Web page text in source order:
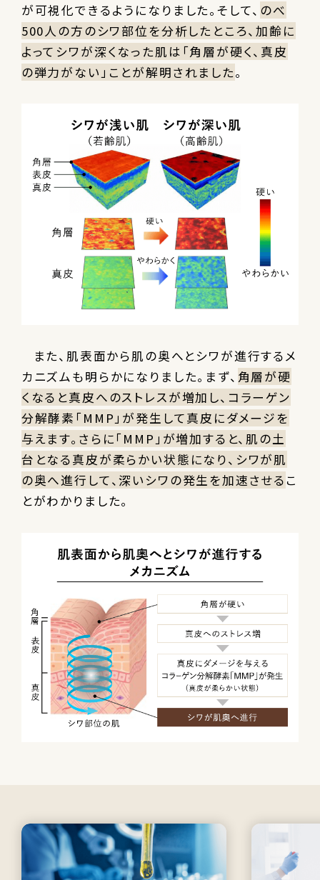
が可視化できるようになりました。そして、 のべ
500人の方のシワ部位を分析したところ、加齢に
よってシワが深くなった肌は「角層が硬く、真皮
の弾力がない」ことが解明されました。
また、肌表面から肌の奥へとシワが進行するメ
カニズムも明らかになりました。まず、 角層が硬
くなると真皮へのストレスが増加し、コラーゲン
分解酵素「MMP」が発生して真皮にダメージを
与えます。さらに「MMP」が増加すると、肌の土
台となる真皮が柔らかい状態になり、シワが肌
の奥へ進行して、深いシワの発生を加速させる こ
とがわかりました。